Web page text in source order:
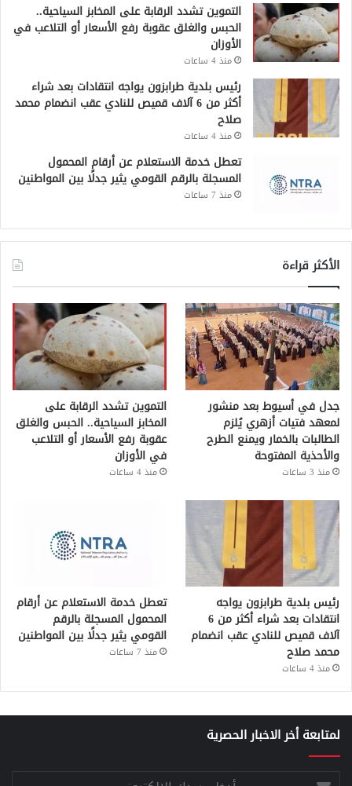
التموين تشدد الرقابة على المخابز السياحية..
الحبس والغلق عقوبة رفع الأسعار أو التلاعب في
الأوزان
منذ 4 ساعات
رئيس بلدية طرابزون يواجه انتقادات بعد شراء
أكثر من 6 آلاف قميص للنادي عقب انضمام محمد
صلاح
منذ 4 ساعات
تعطل خدمة الاستعلام عن أرقام المحمول
المسجلة بالرقم القومي يثير جدلًا بين المواطنين
منذ 7 ساعات
الأكثر قراءة
جدل في أسيوط بعد منشور
لمعهد فتيات أزهري يُلزم
الطالبات بالخمار ويمنع الطرح
والأحذية المفتوحة
منذ 3 ساعات
التموين تشدد الرقابة على
المخابز السياحية.. الحبس والغلق
عقوبة رفع الأسعار أو التلاعب
في الأوزان
منذ 4 ساعات
رئيس بلدية طرابزون يواجه
انتقادات بعد شراء أكثر من 6
آلاف قميص للنادي عقب انضمام
محمد صلاح
منذ 4 ساعات
تعطل خدمة الاستعلام عن أرقام
المحمول المسجلة بالرقم
القومي يثير جدلًا بين المواطنين
منذ 7 ساعات
لمتابعة أخر الاخبار الحصرية
أدخل